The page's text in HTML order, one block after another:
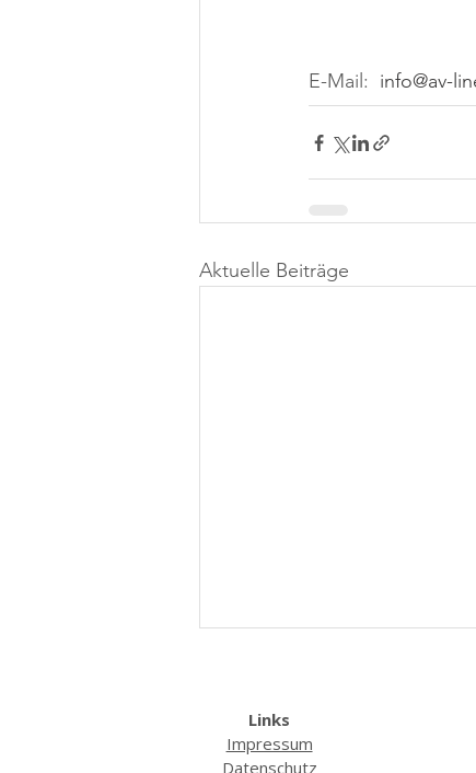
E-Mail: info@av-
Aktuelle Beiträge
Links
Impressum
Datenschutz